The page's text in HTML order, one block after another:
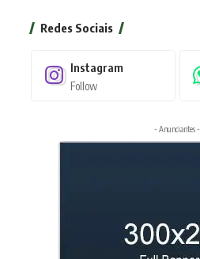
Redes Sociais
Instagram
Follow
- Anunciantes -